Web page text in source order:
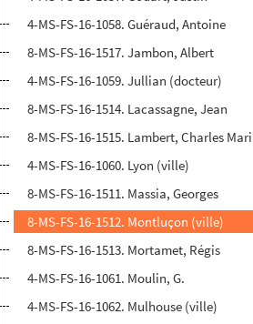
4-MS-FS-16-1058. Guéraud, Antoine
8-MS-FS-16-1517. Jambon, Albert
4-MS-FS-16-1059. Jullian (docteur)
8-MS-FS-16-1514. Lacassagne, Jean
8-MS-FS-16-1515. Lambert, Charles
4-MS-FS-16-1060. Lyon (ville)
8-MS-FS-16-1511. Massia, Georges
8-MS-FS-16-1512. Montluçon (ville)
8-MS-FS-16-1513. Mortamet, Régis
4-MS-FS-16-1061. Moulin, G.
4-MS-FS-16-1062. Mulhouse (ville)